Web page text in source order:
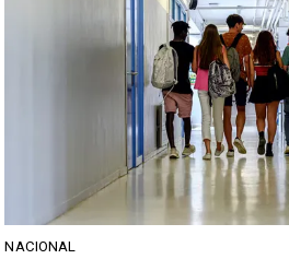
NACIONAL